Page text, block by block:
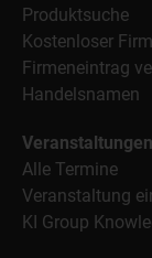
Produktsuche
Kostenloser
Firmeneintrag
Handelsnamen
Veranstaltungen
Alle Termine
Veranstaltung
KI Group